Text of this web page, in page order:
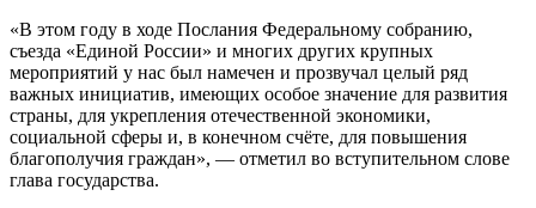
«В этом году в ходе Послания Федеральному собранию,
съезда «Единой России» и многих других крупных
мероприятий у нас был намечен и прозвучал целый ряд
важных инициатив, имеющих особое значение для развития
страны, для укрепления отечественной экономики,
социальной сферы и, в конечном счёте, для повышения
благополучия граждан», — отметил во вступительном слове
глава государства.